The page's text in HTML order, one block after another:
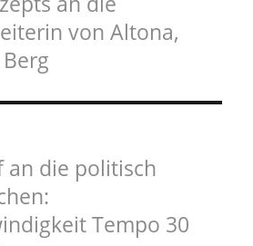
von Altona,
an die politisch
Tempo 30